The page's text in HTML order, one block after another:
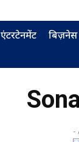
एंटरटेनमेंट बिज़नेस
-